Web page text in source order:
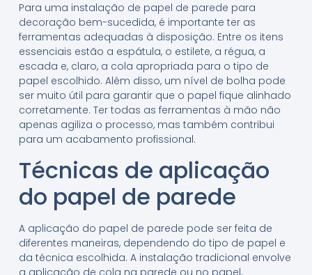
Para uma instalação de papel de parede para
decoração bem-sucedida, é importante ter as
ferramentas adequadas à disposição. Entre os itens
essenciais estão a espátula, o estilete, a régua, a
escada e, claro, a cola apropriada para o tipo de
papel escolhido. Além disso, um nível de bolha pode
ser muito útil para garantir que o papel fique alinhado
corretamente. Ter todas as ferramentas à mão não
apenas agiliza o processo, mas também contribui
para um acabamento profissional.
Técnicas de aplicação
do papel de parede
A aplicação do papel de parede pode ser feita de
diferentes maneiras, dependendo do tipo de papel e
da técnica escolhida. A instalação tradicional envolve
a aplicação de cola na parede ou no papel,